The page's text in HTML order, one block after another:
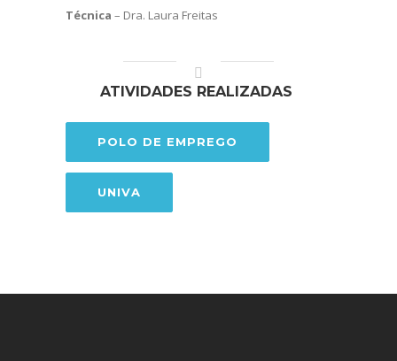
Técnica – Dra. Laura Freitas
ATIVIDADES REALIZADAS
POLO DE EMPREGO
UNIVA